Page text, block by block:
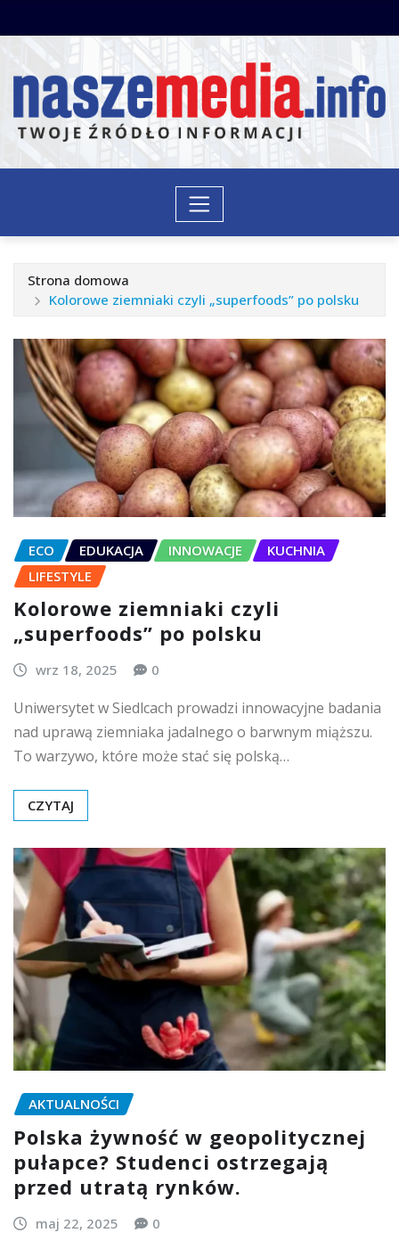
do
Strona domowa
Kolorowe ziemniaki czyli „superfoods” po polsku
ECO EDUKACJA INNOWACJE
KUCHNIA
LIFESTYLE
Kolorowe ziemniaki czyli
„superfoods” po polsku
wrz 18, 2025 0
Uniwersytet w Siedlcach prowadzi innowacyjne badania
nad uprawą ziemniaka jadalnego o barwnym miąższu.
To warzywo, które może stać się polską…
CZYTAJ
AKTUALNOŚCI
Polska żywność w geopolitycznej
pułapce? Studenci ostrzegają
przed utratą rynków.
maj 22, 2025 0